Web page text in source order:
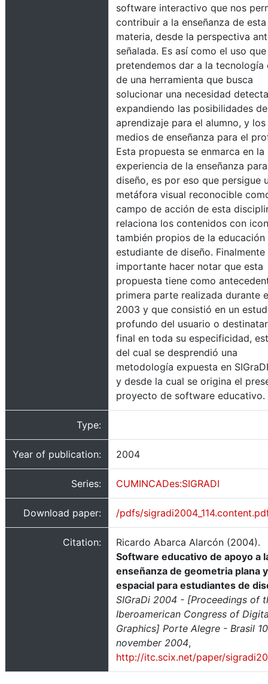
software interactivo que nos
contribuir a la enseñanza de esta
materia, desde la perspectiva
señalada. Es así como el uso que
pretendemos dar a la tecnología
de una herramienta que busca
solucionar una necesidad
expandiendo las posibilidades de
aprendizaje para el alumno, y los
medios de enseñanza para el
Esta propuesta se enmarca en la
experiencia de la enseñanza
diseño, es por eso que persigue
metáfora visual reconocible
campo de acción de esta
relaciona los contenidos con
también propios de la educación
estudiante de diseño. Finalmente
importante hacer notar que esta
propuesta tiene como
primera parte realizada durante
2003 y que consistió en un
profundo del usuario o
final en toda su especificidad,
del cual se desprendió una
metodología expuesta en
y desde la cual se origina el
proyecto de software educativo.
Type:
Year of publication: 2004
Series: CUMINCADes:SIGRADI
Download paper: /pdfs/
Citation:
Ricardo Abarca Alarcón (2004).
Software educativo de apoyo a
enseñanza de geometria plana y
espacial para estudiantes de
SIGraDi 2004 - [Proceedings of
Iberoamerican Congress of
Graphics] Porte Alegre - Brasil
november 2004,
http://itc.scix.net/paper/